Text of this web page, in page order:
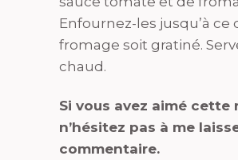
Enfournez-les jusqu’à ce
fromage soit gratiné.
chaud.
Si vous avez aimé cette
n’hésitez pas à me
commentaire.